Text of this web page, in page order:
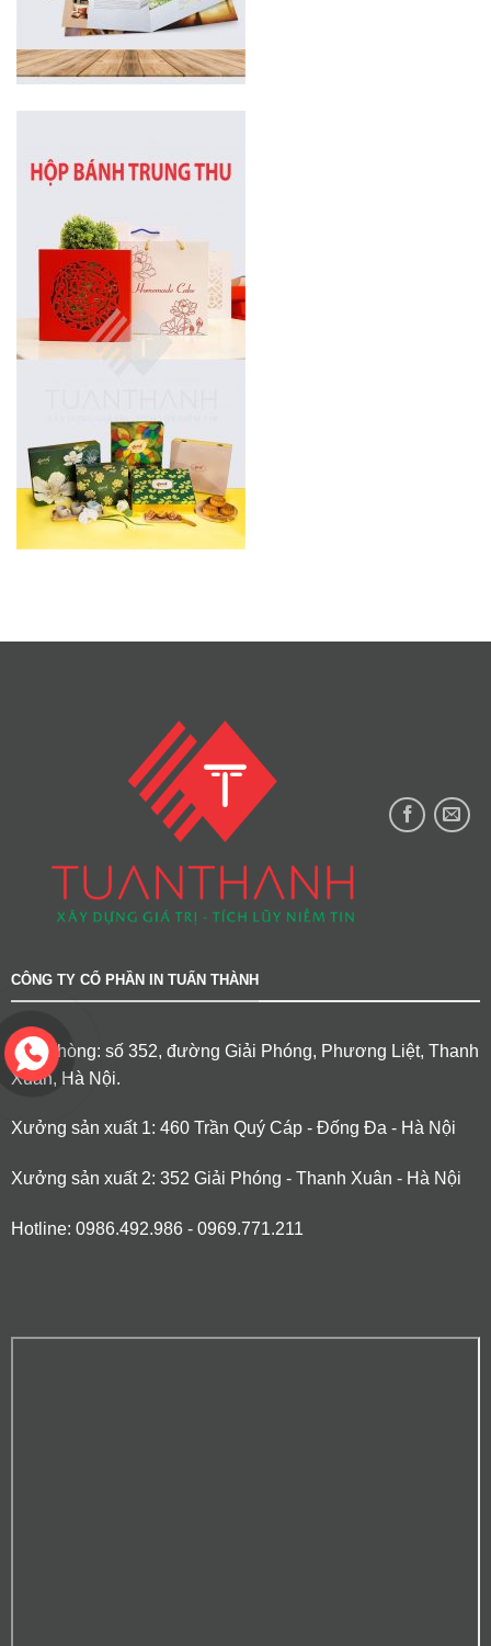
CÔNG TY CỔ PHẦN IN TUẤN THÀNH
Văn phòng: số 352, đường Giải Phóng, Phương Liệt, Thanh
Xuân, Hà Nội.
Xưởng sản xuất 1: 460 Trần Quý Cáp - Đống Đa - Hà Nội
Xưởng sản xuất 2: 352 Giải Phóng - Thanh Xuân - Hà Nội
Hotline: 0986.492.986 - 0969.771.211